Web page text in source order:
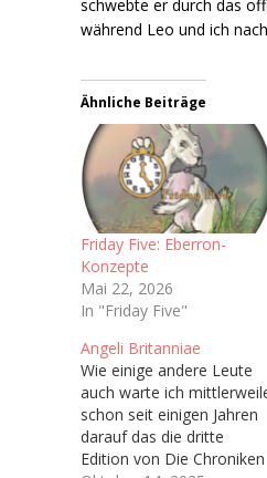
schwebte er durch das
während Leo und ich
Ähnliche Beiträge
Friday Five: Eberron-
Konzepte
Mai 22, 2026
In "Friday Five"
Angeli Britanniae
Wie einige andere Leute
auch warte ich
schon seit einigen Jahren
darauf das die dritte
Edition von Die Chroniken